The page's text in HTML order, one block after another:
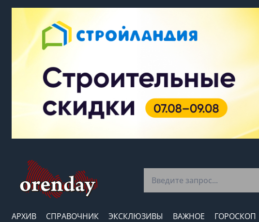
АРХИВ СПРАВОЧНИК ЭКСКЛЮЗИВЫ ВАЖНОЕ ГОРОСКОП